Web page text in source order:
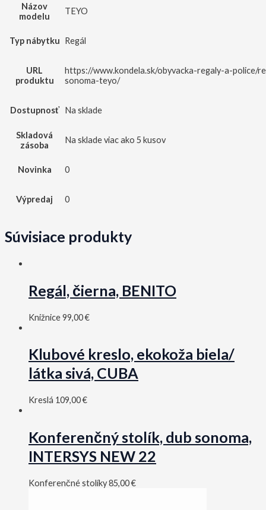
Názov
modelu
TEYO
Typ nábytku Regál
URL
produktu
https://www.kondela.sk/obyvacka-regaly-a-police/
sonoma-teyo/
Dostupnosť Na sklade
Skladová
zásoba
Na sklade viac ako 5 kusov
Novinka 0
Výpredaj 0
Súvisiace produkty
Regál, čierna, BENITO
Knižnice99,00€
Klubové kreslo, ekokoža biela/
látka sivá, CUBA
Kreslá 109,00€
Konferenčný stolík, dub sonoma,
INTERSYS NEW 22
Konferenčné stolíky85,00€